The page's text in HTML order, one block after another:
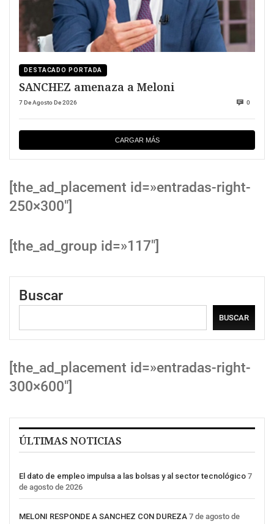
DESTACADO PORTADA
SANCHEZ amenaza a Meloni
7 De Agosto De 2026 0
CARGAR MÁS
[the_ad_placement id=»entradas-right-
250×300″]
[the_ad_group id=»117″]
Buscar
BUSCAR
[the_ad_placement id=»entradas-right-
300×600″]
ÚLTIMAS NOTICIAS
El dato de empleo impulsa a las bolsas y al sector tecnológico 7
de agosto de 2026
MELONI RESPONDE A SANCHEZ CON DUREZA 7 de agosto de